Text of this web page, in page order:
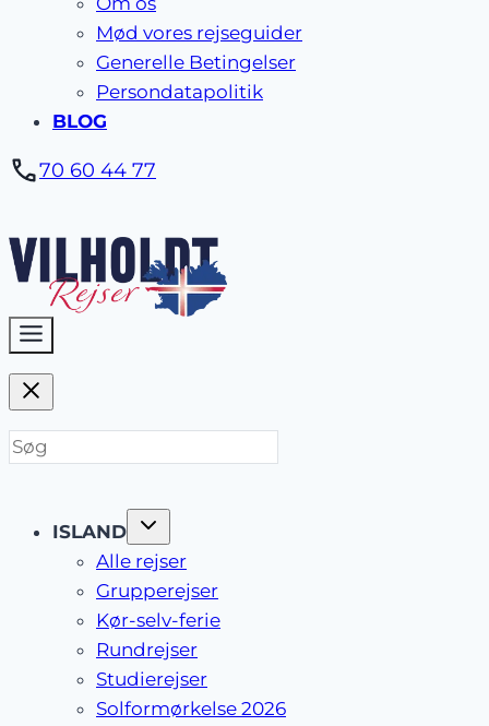
Mød vores rejseguider
Generelle Betingelser
Persondatapolitik
BLOG
70 60 44 77
ISLAND
Alle rejser
Grupperejser
Kør-selv-ferie
Rundrejser
Studierejser
Solformørkelse 2026